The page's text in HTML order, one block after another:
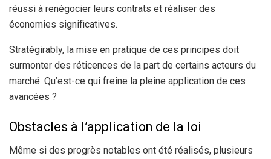
réussi à renégocier leurs contrats et réaliser des
économies significatives.
Stratégirably, la mise en pratique de ces principes doit
surmonter des réticences de la part de certains acteurs du
marché. Qu’est-ce qui freine la pleine application de ces
avancées ?
Obstacles à l’application de la loi
Même si des progrès notables ont été réalisés, plusieurs